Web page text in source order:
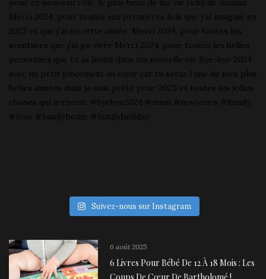
Suivez-nous sur Instagram
6 août 2025
6 Livres Pour Bébé De 12 À 18 Mois : Les
Coups De Cœur De Bartholomé !